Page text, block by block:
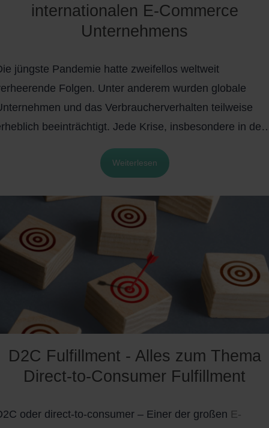
internationalen E-Commerce
Unternehmens
jüngste Pandemie hatte zweifellos weltweit
Folgen. Unter anderem wurden globale
und das Verbraucherverhalten teilweise
beeinträchtigt. Jede Krise, insbesondere in der
bringt jedoch auch bedeutende Chancen mit
In diesem Fall hat der E-Commerce durch Covid-19
Quarantänezeit, einen Boom erlebt. Durch die
der Regierungen wurde der Online Handel
die meisten Verbraucher unumgänglich.
Weiterlesen
D2C Fulfillment - Alles zum Thema
Direct-to-Consumer Fulfillment
oder direct-to-consumer – Einer der großen E-